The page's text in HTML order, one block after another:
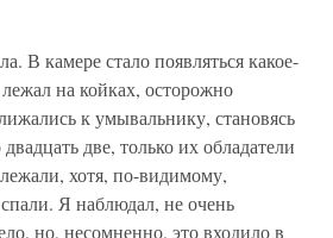
В камере стало появляться какое-
на койках, осторожно
к умывальнику, становясь
две, только их обладатели
хотя, по-видимому,
Я наблюдал, не очень
но, несомненно, это входило в